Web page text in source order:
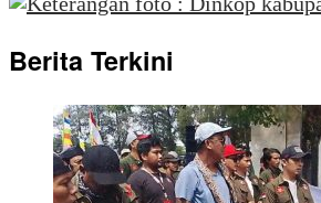
Berita Terkini